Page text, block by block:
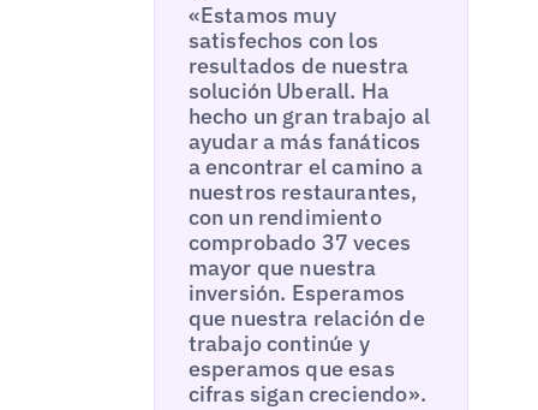
«Estamos muy
satisfechos con los
resultados de nuestra
solución Uberall. Ha
hecho un gran trabajo al
ayudar a más fanáticos
a encontrar el camino a
nuestros restaurantes,
con un rendimiento
comprobado 37 veces
mayor que nuestra
inversión. Esperamos
que nuestra relación de
trabajo continúe y
esperamos que esas
cifras sigan creciendo».